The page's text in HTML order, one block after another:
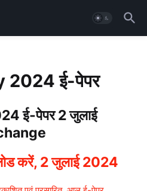
2024 ई-पेपर
ई-पेपर 2 जुलाई
करें, 2 जुलाई 2024